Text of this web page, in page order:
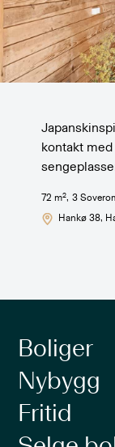
kontakt
72 m2, 3
Hankø 38,
Boliger
Nybygg
Fritid